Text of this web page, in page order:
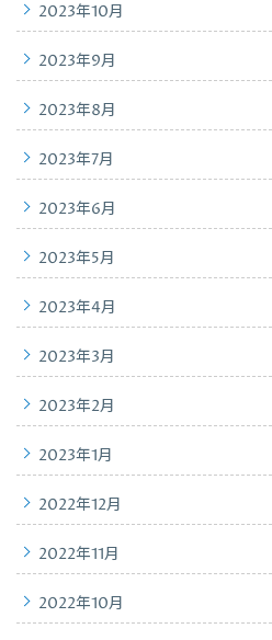
2023年10月
2023年9月
2023年8月
2023年7月
2023年6月
2023年5月
2023年4月
2023年3月
2023年2月
2023年1月
2022年12月
2022年11月
2022年10月